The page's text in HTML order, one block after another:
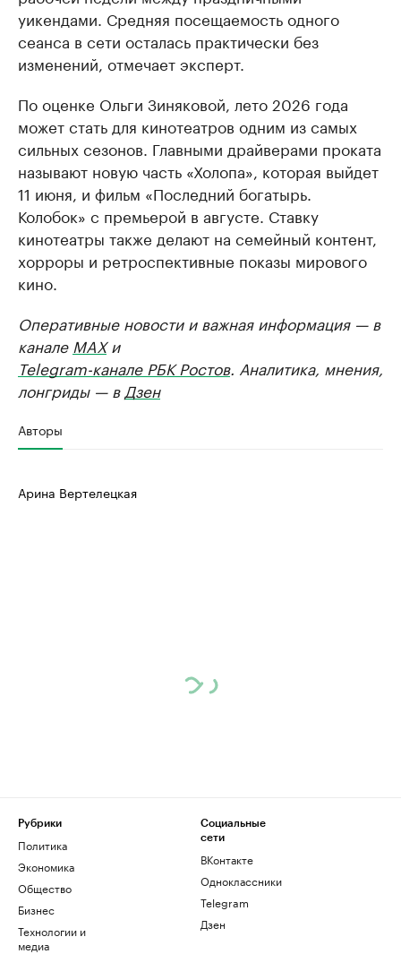
уикендами. Средняя посещаемость одного
сеанса в сети осталась практически без
изменений, отмечает эксперт.
По оценке Ольги Зиняковой, лето 2026 года
может стать для кинотеатров одним из самых
сильных сезонов. Главными драйверами проката
называют новую часть «Холопа», которая выйдет
11 июня, и фильм «Последний богатырь.
Колобок» с премьерой в августе. Ставку
кинотеатры также делают на семейный контент,
хорроры и ретроспективные показы мирового
кино.
Оперативные новости и важная информация — в
канале MAXи
Telegram-канале РБК Ростов. Аналитика, мнения,
лонгриды — в Дзен
Авторы
Арина Вертелецкая
Рубрики
Политика
Экономика
Общество
Бизнес
Технологии и
медиа
Социальные
сети
ВКонтакте
Одноклассники
Telegram
Дзен